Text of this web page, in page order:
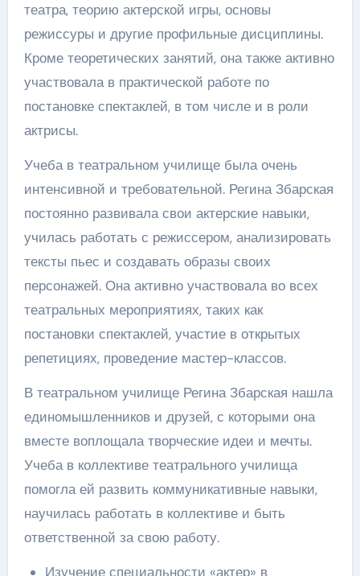
театра, теорию актерской игры, основы
режиссуры и другие профильные дисциплины.
Кроме теоретических занятий, она также активно
участвовала в практической работе по
постановке спектаклей, в том числе и в роли
актрисы.
Учеба в театральном училище была очень
интенсивной и требовательной. Регина Збарская
постоянно развивала свои актерские навыки,
училась работать с режиссером, анализировать
тексты пьес и создавать образы своих
персонажей. Она активно участвовала во всех
театральных мероприятиях, таких как
постановки спектаклей, участие в открытых
репетициях, проведение мастер-классов.
В театральном училище Регина Збарская нашла
единомышленников и друзей, с которыми она
вместе воплощала творческие идеи и мечты.
Учеба в коллективе театрального училища
помогла ей развить коммуникативные навыки,
научилась работать в коллективе и быть
ответственной за свою работу.
Изучение специальности «актер» в